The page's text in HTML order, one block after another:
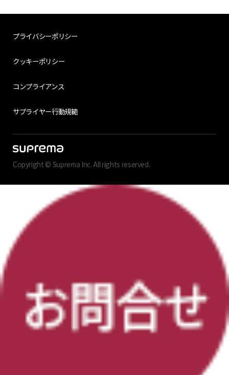
プライバシーポリシー
クッキーポリシー
コンプライアンス
サプライヤー行動規範
Copyright © Suprema Inc. All rights reserved.